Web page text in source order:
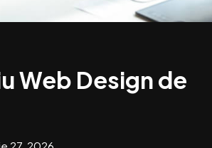
Web Design de